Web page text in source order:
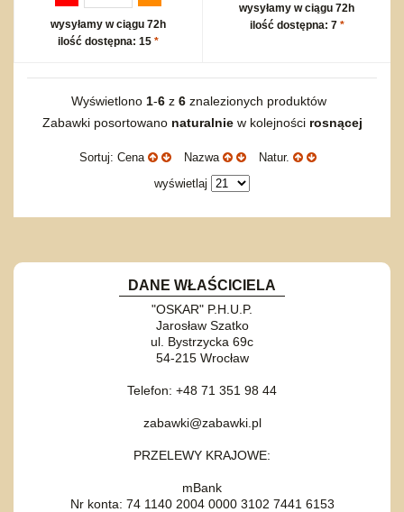
wysyłamy w ciągu 72h
ilość dostępna: 15 *
wysyłamy w ciągu 72h
ilość dostępna: 7 *
Wyświetlono 1-6z 6znalezionych produktów
Zabawki posortowano naturalniew kolejności rosnącej
Sortuj: Cena Nazwa
Natur.
wyświetlaj
DANE WŁAŚCICIELA
"OSKAR" P.H.U.P.
Jarosław Szatko
ul. Bystrzycka 69c
54-215 Wrocław
Telefon: +48 71 351 98 44
zabawki@zabawki.pl
PRZELEWY KRAJOWE:
mBank
Nr konta: 74 1140 2004 0000 3102 7441 6153